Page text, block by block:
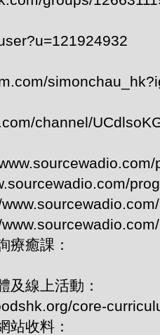
channel/
療癒課：
及線上活動：
core-
站收料：